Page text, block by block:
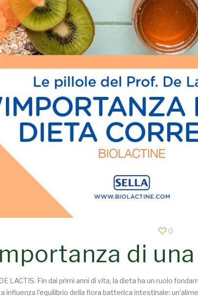
0
di
LACTIS. Fin dai primi anni di vita, la dieta ha un ruolo
influenza l’equilibrio della flora batterica intestinale: